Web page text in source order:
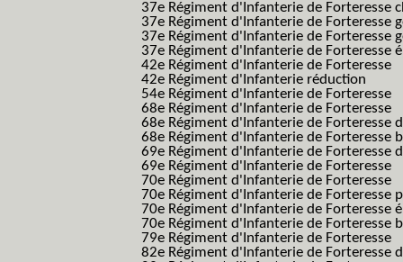
37e Régiment d'Infanterie de Forteresse
37e Régiment d'Infanterie de Forteresse
37e Régiment d'Infanterie de Forteresse
37e Régiment d'Infanterie de Forteresse
42e Régiment d'Infanterie de Forteresse
42e Régiment d'Infanterie réduction
54e Régiment d'Infanterie de Forteresse
68e Régiment d'Infanterie de Forteresse
68e Régiment d'Infanterie de Forteresse
68e Régiment d'Infanterie de Forteresse
69e Régiment d'Infanterie de Forteresse
69e Régiment d'Infanterie de Forteresse
70e Régiment d'Infanterie de Forteresse
70e Régiment d'Infanterie de Forteresse
70e Régiment d'Infanterie de Forteresse
70e Régiment d'Infanterie de Forteresse
79e Régiment d'Infanterie de Forteresse
82e Régiment d'Infanterie de Forteresse